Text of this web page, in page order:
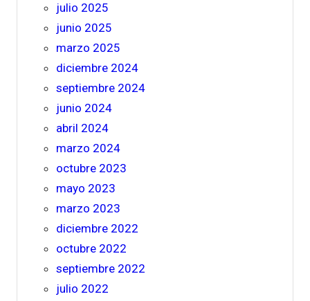
julio 2025
junio 2025
marzo 2025
diciembre 2024
septiembre 2024
junio 2024
abril 2024
marzo 2024
octubre 2023
mayo 2023
marzo 2023
diciembre 2022
octubre 2022
septiembre 2022
julio 2022